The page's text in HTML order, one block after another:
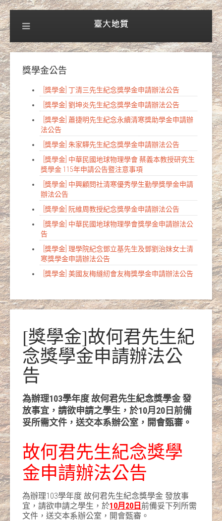
獎學金公告
[獎學金] 丁清三先生紀念獎學金申請辦法公告
[獎學金] 劉坤炎先生紀念獎學金申請辦法公告
[獎學金] 蕭捷明先生紀念永續清寒獎助學金申請辦
法公告
[獎學金] 朱家驊先生紀念獎學金申請辦法公告
[獎學金] 中華民國地球物理學會 蔡義本教授研究生
獎學金 115年申請公告暨注意事項
[獎學金] 中興顧問社清寒優秀學生勤學獎學金申請
辦法公告
[獎學金] 阮維周教授紀念獎學金申請辦法公告
[獎學金] 中華民國地球物理學會獎學金申請辦法公
告
[獎學金] 理學院紀念鄧立基先生及鄧劉治妹女士清
寒獎學金申請辦法公告
[獎學金] 美國友梅縫紉會友梅獎學金申請辦法公告
[獎學金]故何君先生紀
念獎學金申請辦法公
告
為辦理103學年度 故何君先生紀念獎學金 發
放事宜，請欲申請之學生，於10月20日前備
妥所需文件，送交本系辦公室，開會甄審。
故何君先生紀念獎學
金申請辦法公告
為辦理103學年度 故何君先生紀念獎學金 發放事
宜，請欲申請之學生，於10月20日 前備妥下列所需
文件，送交本系辦公室，開會甄審。